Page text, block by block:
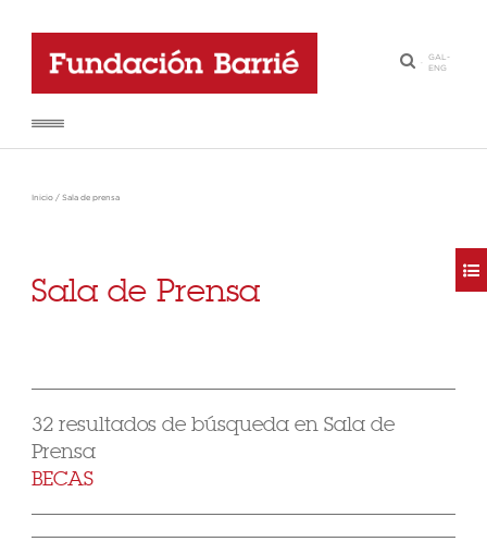
·
GAL-
ENG
Inicio / Sala de prensa
Sala de Prensa
32 resultados de búsqueda en Sala de
Prensa
BECAS